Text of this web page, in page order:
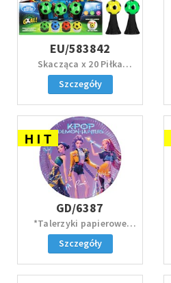
EU/583842
Skacząca x 20 Piłka
świecąca 9cm
Szczegóły
H I T
GD/6387
*Talerzyki papierowe
KPOP Demon Hunters 23
cm 8szt
Szczegóły